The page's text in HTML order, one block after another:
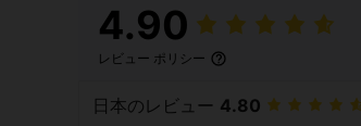
4.90
レビュー ポリシー
日本のレビュー 4.80